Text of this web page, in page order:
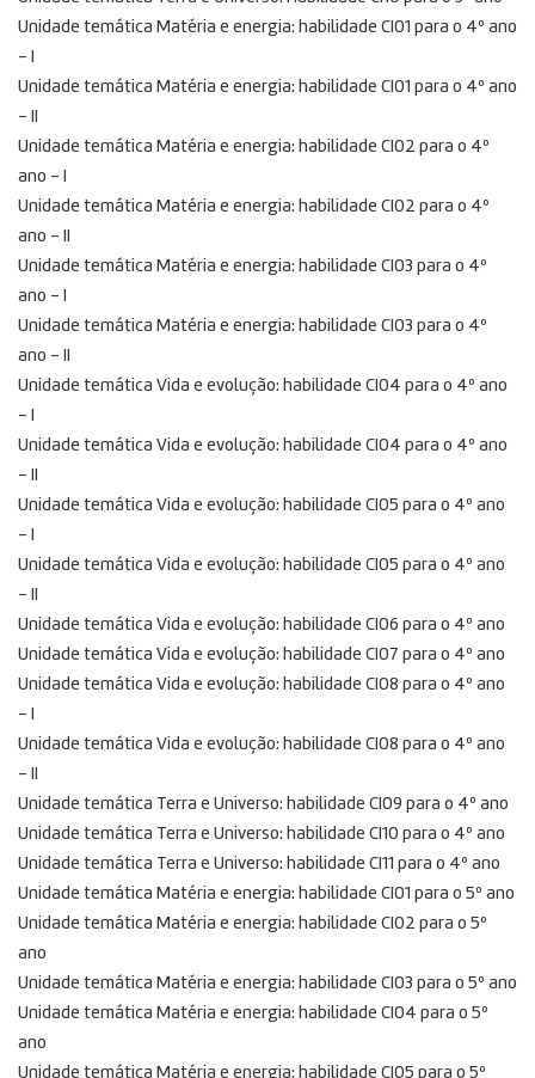
Unidade temática Matéria e energia: habilidade CI01 para o 4º ano
– I
Unidade temática Matéria e energia: habilidade CI01 para o 4º ano
– II
Unidade temática Matéria e energia: habilidade CI02 para o 4º
ano – I
Unidade temática Matéria e energia: habilidade CI02 para o 4º
ano – II
Unidade temática Matéria e energia: habilidade CI03 para o 4º
ano – I
Unidade temática Matéria e energia: habilidade CI03 para o 4º
ano – II
Unidade temática Vida e evolução: habilidade CI04 para o 4º ano
– I
Unidade temática Vida e evolução: habilidade CI04 para o 4º ano
– II
Unidade temática Vida e evolução: habilidade CI05 para o 4º ano
– I
Unidade temática Vida e evolução: habilidade CI05 para o 4º ano
– II
Unidade temática Vida e evolução: habilidade CI06 para o 4º ano
Unidade temática Vida e evolução: habilidade CI07 para o 4º ano
Unidade temática Vida e evolução: habilidade CI08 para o 4º ano
– I
Unidade temática Vida e evolução: habilidade CI08 para o 4º ano
– II
Unidade temática Terra e Universo: habilidade CI09 para o 4º ano
Unidade temática Terra e Universo: habilidade CI10 para o 4º ano
Unidade temática Terra e Universo: habilidade CI11 para o 4º ano
Unidade temática Matéria e energia: habilidade CI01 para o 5º ano
Unidade temática Matéria e energia: habilidade CI02 para o 5º
ano
Unidade temática Matéria e energia: habilidade CI03 para o 5º ano
Unidade temática Matéria e energia: habilidade CI04 para o 5º
ano
Unidade temática Matéria e energia: habilidade CI05 para o 5º